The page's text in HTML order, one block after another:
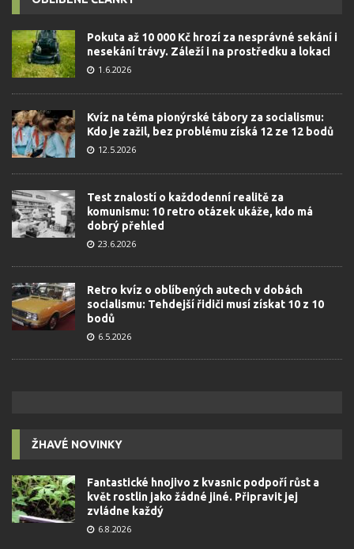
Pokuta až 10 000 Kč hrozí za nesprávné sekání i
nesekání trávy. Záleží i na prostředku a lokaci
1.6.2026
Kvíz na téma pionýrské tábory za socialismu:
Kdo je zažil, bez problému získá 12 ze 12 bodů
12.5.2026
Test znalostí o každodenní realitě za
komunismu: 10 retro otázek ukáže, kdo má
dobrý přehled
23.6.2026
Retro kvíz o oblíbených autech v dobách
socialismu: Tehdejší řidiči musí získat 10 z 10
bodů
6.5.2026
ŽHAVÉ NOVINKY
Fantastické hnojivo z kvasnic podpoří růst a
květ rostlin jako žádné jiné. Připravit jej
zvládne každý
6.8.2026